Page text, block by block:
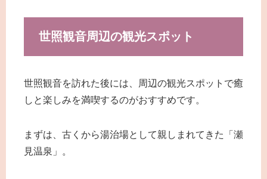
世照観音周辺の観光スポット
世照観音を訪れた後には、周辺の観光スポットで癒
しと楽しみを満喫するのがおすすめです。
まずは、古くから湯治場として親しまれてきた「瀬
見温泉」。